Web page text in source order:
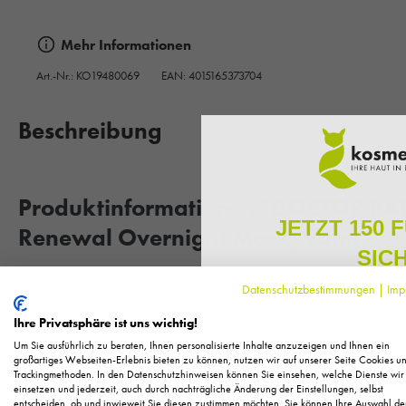
Mehr Informationen
Art.-Nr.: KO19480069 EAN: 4015165373704
Beschreibung
Produktinformationen "DOCTOR
Renewal Overnight Mask, 75ml"
Entspannende Crememaske für die
Die Renewal Overnight Mask aus der Microbiomic Serie von
für die Nacht. Mit ihrem reichhaltigen Wirkkomplex unterstützt
das Hautbild sichtbar. Natürliches Pektin aus dem Apfel stärkt
JETZT 150
Melden Sie sich zu
regelmäßig exklusive
Pflege, neue Produkte
Als kleines Dankeschön für
Ihnen150 Fuchstaler*, die
Einkauf
Datenschutzbestimmungen |
Ihre Privatsphäre ist uns wichtig!
Um Sie ausführlich zu beraten, Ihnen personalisierte Inhalte anzuzeigen und Ihnen ein
großartiges Webseiten-Erlebnis bieten zu können, nutzen wir auf unserer Seite Cookies
Trackingmethoden. In den Datenschutzhinweisen können Sie einsehen, welche Dienste wir
einsetzen und jederzeit, auch durch nachträgliche Änderung der Einstellungen, selbst